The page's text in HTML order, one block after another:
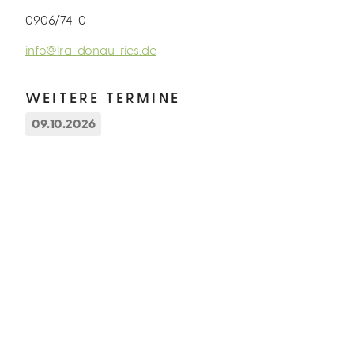
0906/74-0
info@lra-donau-ries.de
WEITERE TERMINE
09.10.2026